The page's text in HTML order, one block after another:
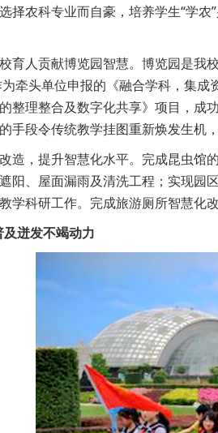
择农科专业而自豪，培养学生“学
育人贡献博览园智慧。博览园是
牵头单位申报的《融合学科，集
整理整合及数字化共享》项目，
手段令传统教学挂图重新焕发生机
造，提升智慧化水平。完成昆虫馆
阳、屋面漏雨及清洗工程；实现
学科研工作。完成旅游厕所智慧化
迸发不竭动力